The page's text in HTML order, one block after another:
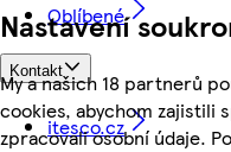
Nastavení
My a našich 18 partnerů
cookies, abychom zajistili
zpracovali osobní údaje.
Oblíbené
Kontakt
itesco.cz